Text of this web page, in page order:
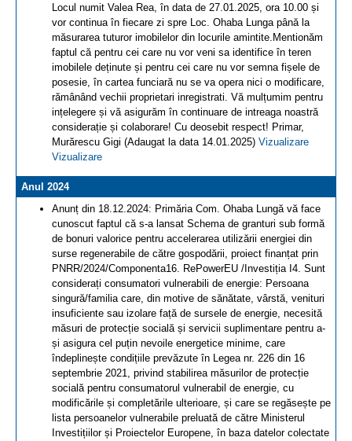
Locul numit Valea Rea, în data de 27.01.2025, ora 10.00 și
vor continua în fiecare zi spre Loc. Ohaba Lunga până la
măsurarea tuturor imobilelor din locurile amintite.Mentionăm
faptul că pentru cei care nu vor veni sa identifice în teren
imobilele deținute și pentru cei care nu vor semna fișele de
posesie, în cartea funciară nu se va opera nici o modificare,
rămânând vechii proprietari inregistrati. Vă mulțumim pentru
ințelegere și vă asigurăm în continuare de intreaga noastră
considerație și colaborare! Cu deosebit respect! Primar,
Murărescu Gigi (Adaugat la data 14.01.2025) Vizualizare
Vizualizare
Anul 2024
Anunț din 18.12.2024: Primăria Com. Ohaba Lungă vă face
cunoscut faptul că s-a lansat Schema de granturi sub formă
de bonuri valorice pentru accelerarea utilizării energiei din
surse regenerabile de către gospodării, proiect finanțat prin
PNRR/2024/Componenta16. RePowerEU /Investiția I4. Sunt
considerați consumatori vulnerabili de energie: Persoana
singură/familia care, din motive de sănătate, vârstă, venituri
insuficiente sau izolare față de sursele de energie, necesită
măsuri de protecție socială și servicii suplimentare pentru a-
și asigura cel puțin nevoile energetice minime, care
îndeplinește condițiile prevăzute în Legea nr. 226 din 16
septembrie 2021, privind stabilirea măsurilor de protecție
socială pentru consumatorul vulnerabil de energie, cu
modificările și completările ulterioare, și care se regăsește pe
lista persoanelor vulnerabile preluată de către Ministerul
Investițiilor și Proiectelor Europene, în baza datelor colectate